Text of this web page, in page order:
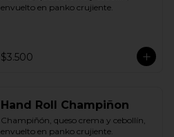
envuelto en panko crujiente.
$3.500
Hand Roll Champiñon
Champiñón, queso crema y cebollín,
envuelto en panko crujiente.